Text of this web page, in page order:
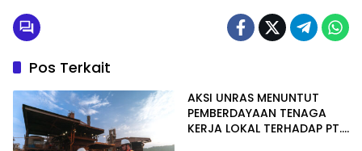
Pos Terkait
AKSI UNRAS MENUNTUT
PEMBERDAYAAN TENAGA
KERJA LOKAL TERHADAP PT.